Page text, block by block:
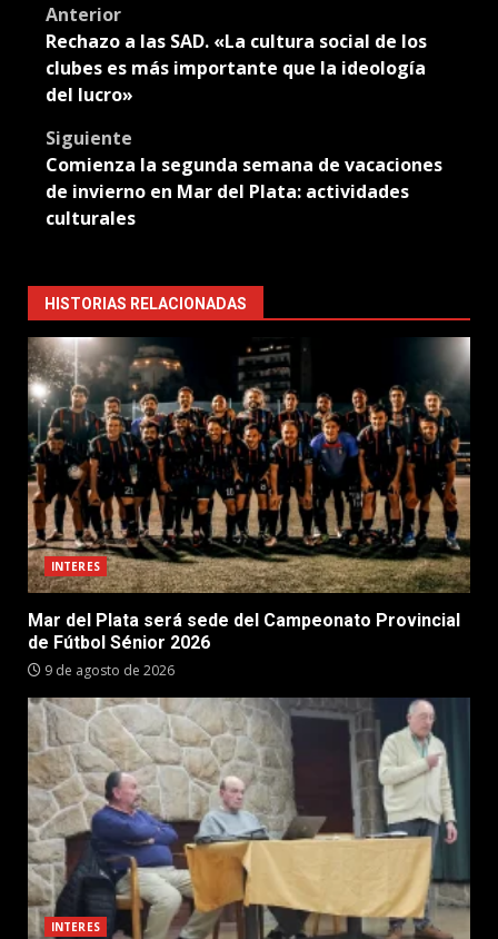
Post
navigation
Anterior
Rechazo a las SAD. «La cultura social de los
clubes es más importante que la ideología
del lucro»
Siguiente
Comienza la segunda semana de vacaciones
de invierno en Mar del Plata: actividades
culturales
HISTORIAS RELACIONADAS
INTERES
Mar del Plata será sede del Campeonato Provincial
de Fútbol Sénior 2026
9 de agosto de 2026
INTERES